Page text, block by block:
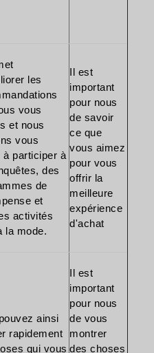
les
vous
et nous
vous
à participer à
des
de
et
activités
la mode.
Il est
important
pour nous
de savoir
ce que
vous aimez
pour vous
offrir la
meilleure
expérience
d'achat
ainsi
rapidement
qui vous
Il est
important
pour nous
de vous
montrer
des choses